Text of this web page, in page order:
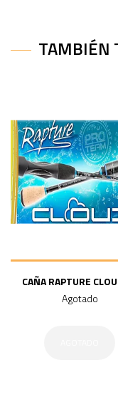
TAMBIÉN
CAÑA RAPTURE
Agotado